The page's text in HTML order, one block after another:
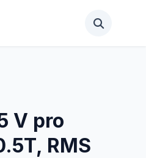
V pro
RMS